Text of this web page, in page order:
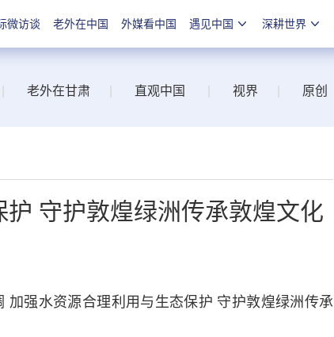
微访谈 老外在中国 外媒看中国 遇见中国 深耕世界
老外在甘肃 直观中国 视界 原创
守护敦煌绿洲传承敦煌文化
强水资源合理利用与生态保护 守护敦煌绿洲传承